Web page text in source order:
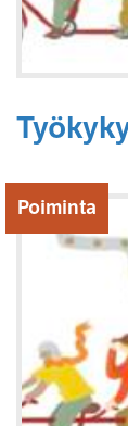
Poiminta